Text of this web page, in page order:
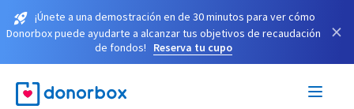
¡Únete a una demostración en de 30 minutos para ver cómo
Donorbox puede ayudarte a alcanzar tus objetivos de recaudación
de fondos!
Reserva tu cupo
×